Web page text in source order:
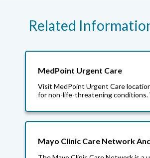
Related
MedPoint Urgent Care
Visit MedPoint Urgent Care
for non-life-threatening conditions.
Mayo Clinic Care Network